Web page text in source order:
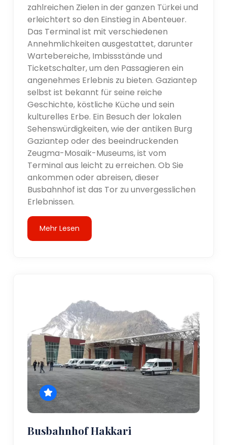
zahlreichen Zielen in der ganzen Türkei und
erleichtert so den Einstieg in Abenteuer.
Das Terminal ist mit verschiedenen
Annehmlichkeiten ausgestattet, darunter
Wartebereiche, Imbissstände und
Ticketschalter, um den Passagieren ein
angenehmes Erlebnis zu bieten. Gaziantep
selbst ist bekannt für seine reiche
Geschichte, köstliche Küche und sein
kulturelles Erbe. Ein Besuch der lokalen
Sehenswürdigkeiten, wie der antiken Burg
Gaziantep oder des beeindruckenden
Zeugma-Mosaik-Museums, ist vom
Terminal aus leicht zu erreichen. Ob Sie
ankommen oder abreisen, dieser
Busbahnhof ist das Tor zu unvergesslichen
Erlebnissen.
Mehr Lesen
Busbahnhof Hakkari